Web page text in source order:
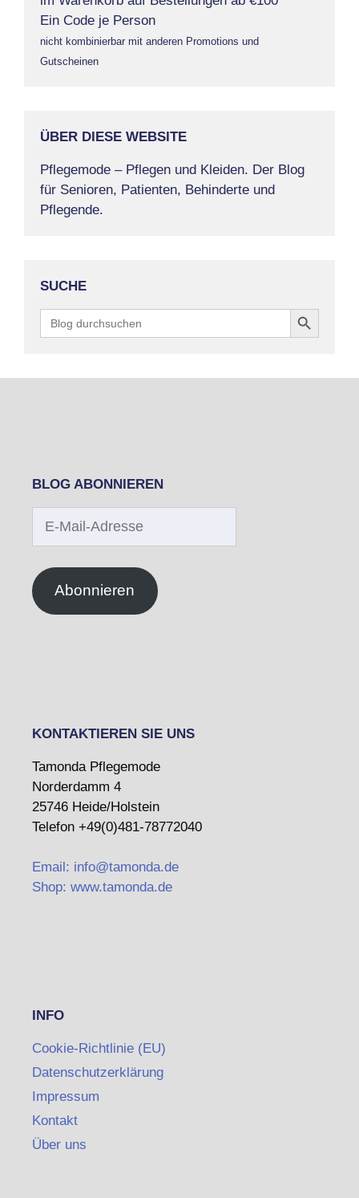
Ein Code je Person
nicht kombinierbar mit anderen Promotions und
Gutscheinen
ÜBER DIESE WEBSITE
Pflegemode – Pflegen und Kleiden. Der Blog
für Senioren, Patienten, Behinderte und
Pflegende.
SUCHE
for:
Search Button
BLOG ABONNIEREN
Abonnieren
KONTAKTIEREN SIE UNS
Tamonda Pflegemode
Norderdamm 4
25746 Heide/Holstein
Telefon +49(0)481-78772040
Email: info@tamonda.de
Shop: www.tamonda.de
INFO
Cookie-Richtlinie (EU)
Datenschutzerklärung
Impressum
Kontakt
Über uns